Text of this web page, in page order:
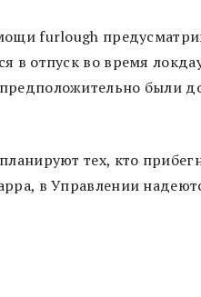
furlough
в отпуск во время
предположительно были
тех, кто
в Управлении